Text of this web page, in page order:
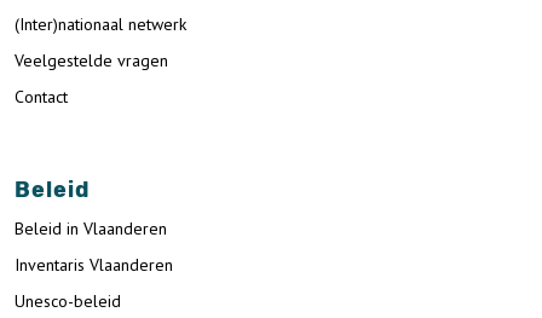
(Inter)nationaal netwerk
Veelgestelde vragen
Contact
Beleid
Beleid in Vlaanderen
Inventaris Vlaanderen
Unesco-beleid